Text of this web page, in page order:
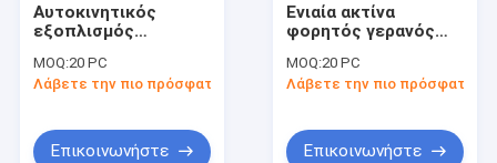
Αυτοκινητικός
εξοπλισμός
εργαστηρίων
Rotisserie
MOQ:20 PC
Λάβετε την πιο πρόσφατη τιμή
Επικοινωνήστε
Ενιαία ακτίνα
φορητός γερανός
1 τόνου
MOQ:20 PC
Λάβετε την πιο πρόσφατη
Επικοινωνήστε